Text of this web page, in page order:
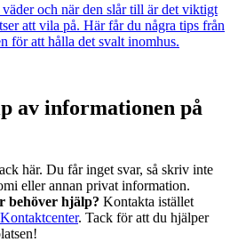
och när den slår till är det viktigt
att vila på. Här får du några tips från
för att hålla det svalt inomhus.
av informationen på
här. Du får inget svar, så skriv inte
eller annan privat information.
behöver hjälp? Kontakta istället
. Tack för att du hjälper